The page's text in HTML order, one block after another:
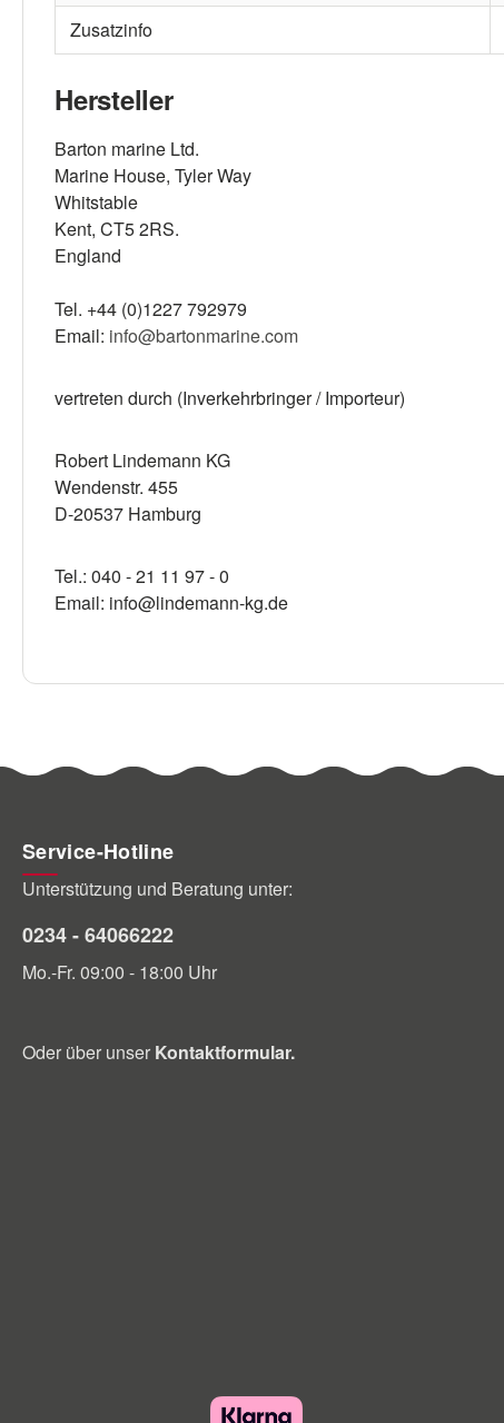
Zusatzinfo
Hersteller
Barton marine Ltd.
Marine House, Tyler Way
Whitstable
Kent, CT5 2RS.
England
Tel. +44 (0)1227 792979
Email: info@bartonmarine.com
vertreten durch (Inverkehrbringer / Importeur)
Robert Lindemann KG
Wendenstr. 455
D-20537 Hamburg
Tel.: 040 - 21 11 97 - 0
Email: info@lindemann-kg.de
Service-Hotline
Unterstützung und Beratung unter:
0234 - 64066222
Mo.-Fr. 09:00 - 18:00 Uhr
Oder über unser Kontaktformular.